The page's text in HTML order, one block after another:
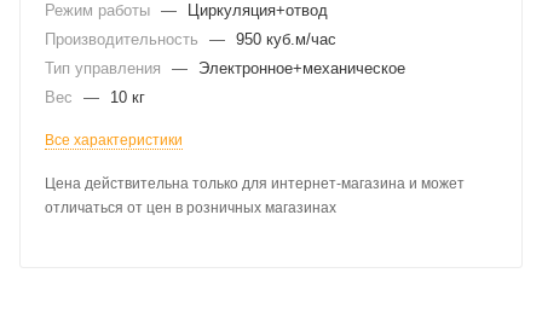
Режим работы —
Циркуляция+отвод
Производительность
— 950 куб.м/час
Тип управления
—
Электронное+механическое
Вес
— 10 кг
Все характеристики
Цена действительна только для интернет-магазина и может
отличаться от цен в розничных магазинах